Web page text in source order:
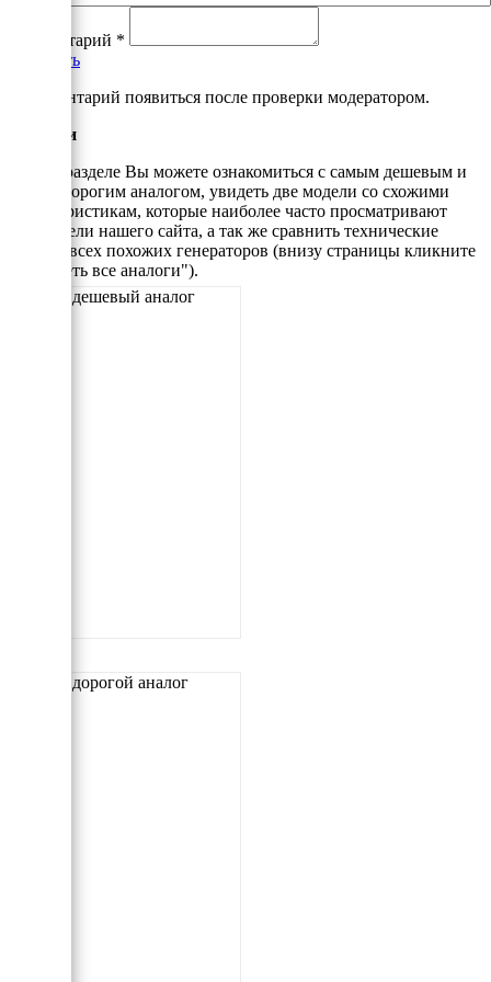
Комментарий *
Добавить
*Комментарий появиться после проверки модератором.
Аналоги
В этом разделе Вы можете ознакомиться с самым дешевым и
самым дорогим аналогом, увидеть две модели со схожими
характеристикам, которые наиболее часто просматривают
посетители нашего сайта, а так же сравнить технические
данные всех похожих генераторов (внизу страницы кликните
"Смотреть все аналоги").
Самый дешевый аналог
Самый дорогой аналог